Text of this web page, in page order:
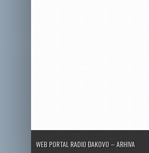
WEB PORTAL RADIO ĐAKOVO – ARHIVA